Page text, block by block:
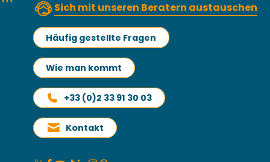
Sich mit unseren Beratern austauschen
Häufig gestellte Fragen
Wie man kommt
+33 (0)2 33 91 30 03
Kontakt